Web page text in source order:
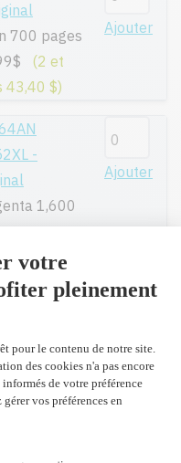
700 pages
(2 et
43,40 $)
Ajouter
-
1,600
(2 et
74,30 $)
Ajouter
1,600
Ajouter